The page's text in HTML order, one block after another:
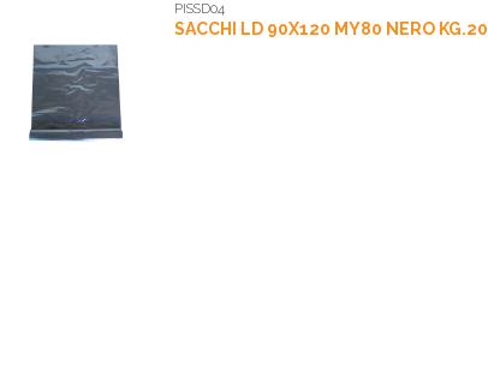
PISSD04
SACCHI LD 90X120 MY80 NERO KG.20